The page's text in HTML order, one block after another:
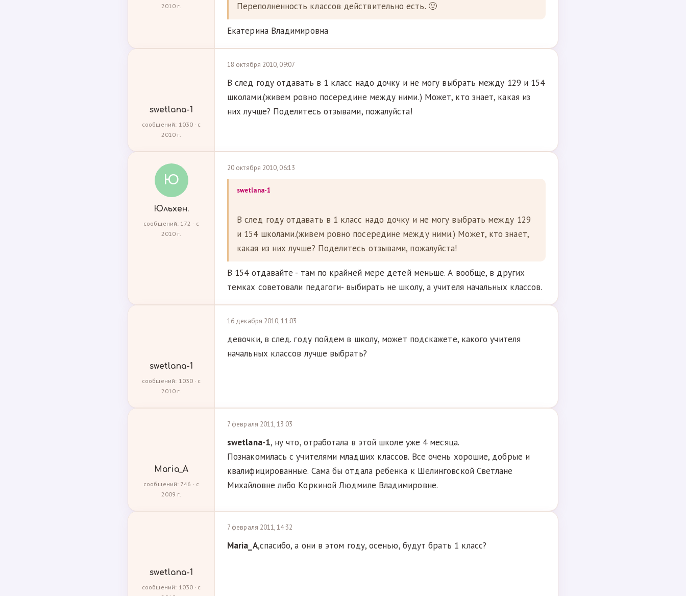
2010 г.
Переполненность классов действительно есть. 🙁
Екатерина Владимировна
swetlana-1
сообщений: 1030 · с
2010 г.
18 октября 2010, 09:07
В след году отдавать в 1 класс надо дочку и не могу выбрать между 129 и 154
школами.(живем ровно посередине между ними.) Может, кто знает, какая из
них лучше? Поделитесь отзывами, пожалуйста!
Ю
Юльхен.
сообщений: 172 · с
2010 г.
20 октября 2010, 06:13
swetlana-1
В след году отдавать в 1 класс надо дочку и не могу выбрать между 129
и 154 школами.(живем ровно посередине между ними.) Может, кто знает,
какая из них лучше? Поделитесь отзывами, пожалуйста!
В 154 отдавайте - там по крайней мере детей меньше. А вообще, в других
темках советовали педагоги- выбирать не школу, а учителя начальных классов.
swetlana-1
сообщений: 1030 · с
2010 г.
16 декабря 2010, 11:03
девочки, в след. году пойдем в школу, может подскажете, какого учителя
начальных классов лучше выбрать?
Maria_A
сообщений: 746 · с
2009 г.
7 февраля 2011, 13:03
swetlana-1, ну что, отработала в этой школе уже 4 месяца.
Познакомилась с учителями младших классов. Все очень хорошие, добрые и
квалифицированные. Сама бы отдала ребенка к Шелинговской Светлане
Михайловне либо Коркиной Людмиле Владимировне.
swetlana-1
сообщений: 1030 · с
7 февраля 2011, 14:32
Maria_A,спасибо, а они в этом году, осенью, будут брать 1 класс?